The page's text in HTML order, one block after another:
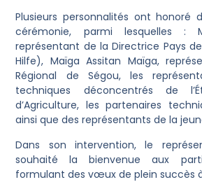
Plusieurs personnalités ont honoré
cérémonie, parmi lesquelles :
représentant de la Directrice Pays
Hilfe), Maïga Assitan Maïga,
Régional de Ségou, les
techniques déconcentrés de
d’Agriculture, les partenaires
ainsi que des représentants de la
Dans son intervention, le
souhaité la bienvenue aux
formulant des vœux de plein succès